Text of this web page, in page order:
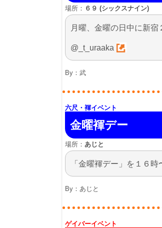
場所： ６９ (シックスナイン)
月曜、金曜の日中に新
@_t_uraaka
By： 武
六尺・褌イベント
金曜褌デー
場所： あじと
「金曜褌デー」を１６
By： あじと
ゲイバーイベント